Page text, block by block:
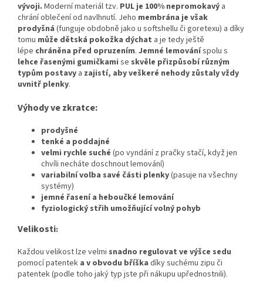
vývoji. Moderní materiál tzv. PUL je 100% nepromokavý a
chrání oblečení od navlhnutí. Jeho membrána je však
prodyšná (funguje obdobně jako u softshellu či goretexu) a díky
tomu může dětská pokožka dýchat a je tedy ještě
lépe chráněna před opruzením. Jemné lemováníspolu s
lehce řasenými gumičkami se skvěle přizpůsobí různým
typům postavy a zajistí, aby veškeré nehody zůstaly vždy
uvnitř plenky.
Výhody ve zkratce:
prodyšné
tenké a poddajné
velmi rychle suché (po vyndání z pračky stačí, když jen
chvíli necháte doschnout lemování)
variabilní volba savé části plenky(pasuje na všechny
systémy)
jemné řasení a heboučké lemování
fyziologický střih umožňující volný pohyb
Velikosti:
Každou velikost lze velmi snadno regulovat ve výšce sedu
pomocí patentek a v obvodu bříška díky suchému zipu či
patentek (podle toho jaký typ jste při nákupu upřednostnili).